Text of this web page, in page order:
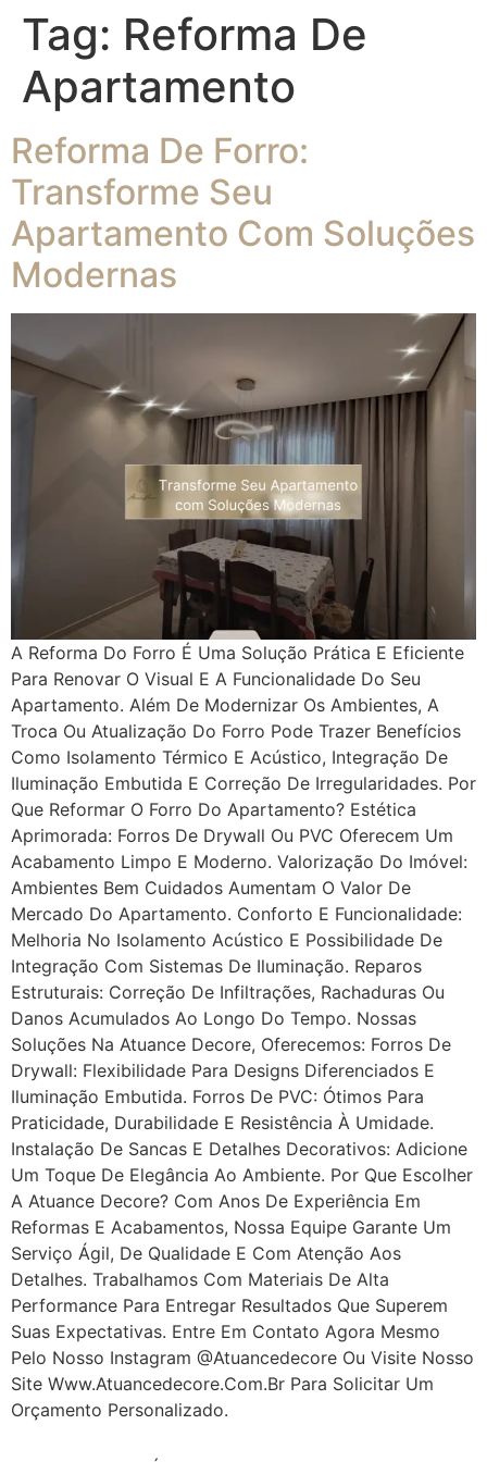
Tag: Reforma De
Apartamento
Reforma De Forro:
Transforme Seu
Apartamento Com Soluções
Modernas
A Reforma Do Forro É Uma Solução Prática E Eficiente
Para Renovar O Visual E A Funcionalidade Do Seu
Apartamento. Além De Modernizar Os Ambientes, A
Troca Ou Atualização Do Forro Pode Trazer Benefícios
Como Isolamento Térmico E Acústico, Integração De
Iluminação Embutida E Correção De Irregularidades. Por
Que Reformar O Forro Do Apartamento? Estética
Aprimorada: Forros De Drywall Ou PVC Oferecem Um
Acabamento Limpo E Moderno. Valorização Do Imóvel:
Ambientes Bem Cuidados Aumentam O Valor De
Mercado Do Apartamento. Conforto E Funcionalidade:
Melhoria No Isolamento Acústico E Possibilidade De
Integração Com Sistemas De Iluminação. Reparos
Estruturais: Correção De Infiltrações, Rachaduras Ou
Danos Acumulados Ao Longo Do Tempo. Nossas
Soluções Na Atuance Decore, Oferecemos: Forros De
Drywall: Flexibilidade Para Designs Diferenciados E
Iluminação Embutida. Forros De PVC: Ótimos Para
Praticidade, Durabilidade E Resistência À Umidade.
Instalação De Sancas E Detalhes Decorativos: Adicione
Um Toque De Elegância Ao Ambiente. Por Que Escolher
A Atuance Decore? Com Anos De Experiência Em
Reformas E Acabamentos, Nossa Equipe Garante Um
Serviço Ágil, De Qualidade E Com Atenção Aos
Detalhes. Trabalhamos Com Materiais De Alta
Performance Para Entregar Resultados Que Superem
Suas Expectativas. Entre Em Contato Agora Mesmo
Pelo Nosso Instagram @atuancedecore Ou Visite Nosso
Site Www.atuancedecore.com.br Para Solicitar Um
Orçamento Personalizado.